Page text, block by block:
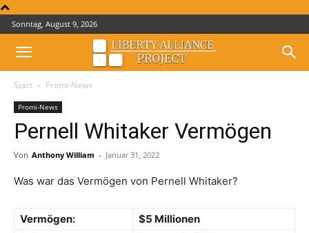
Sonntag, August 9, 2026
Start Promi-News
Promi-News
Pernell Whitaker Vermögen
Von Anthony William - Januar 31, 2022
Was war das Vermögen von Pernell Whitaker?
Vermögen:
$5 Millionen